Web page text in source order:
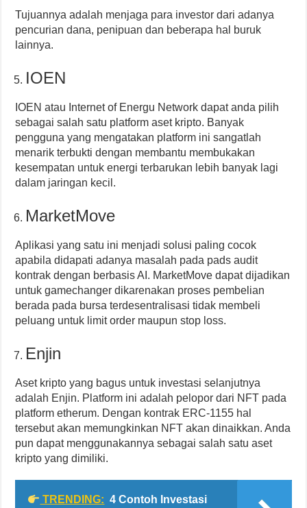
Tujuannya adalah menjaga para investor dari adanya
pencurian dana, penipuan dan beberapa hal buruk
lainnya.
IOEN
IOEN atau Internet of Energu Network dapat anda pilih
sebagai salah satu platform aset kripto. Banyak
pengguna yang mengatakan platform ini sangatlah
menarik terbukti dengan membantu membukakan
kesempatan untuk energi terbarukan lebih banyak lagi
dalam jaringan kecil.
MarketMove
Aplikasi yang satu ini menjadi solusi paling cocok
apabila didapati adanya masalah pada pads audit
kontrak dengan berbasis AI. MarketMove dapat dijadikan
untuk gamechanger dikarenakan proses pembelian
berada pada bursa terdesentralisasi tidak membeli
peluang untuk limit order maupun stop loss.
Enjin
Aset kripto yang bagus untuk investasi selanjutnya
adalah Enjin. Platform ini adalah pelopor dari NFT pada
platform etherum. Dengan kontrak ERC-1155 hal
tersebut akan memungkinkan NFT akan dinaikkan. Anda
pun dapat menggunakannya sebagai salah satu aset
kripto yang dimiliki.
TRENDING: 4 Contoh Investasi